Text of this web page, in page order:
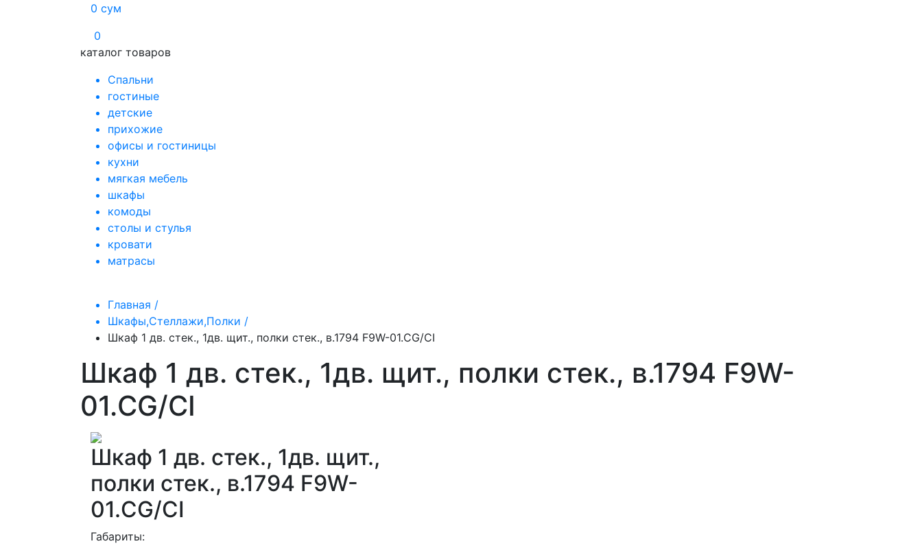
0 сум
0
каталог товаров
Спальни
гостиные
детские
прихожие
офисы и гостиницы
кухни
мягкая мебель
шкафы
комоды
столы и стулья
кровати
матрасы
Главная /
Шкафы,Стеллажи,Полки /
Шкаф 1 дв. стек., 1дв. щит., полки стек., в.1794 F9W-01.CG/CI
Шкаф 1 дв. стек., 1дв. щит., полки стек., в.1794 F9W-
01.CG/CI
Шкаф 1 дв. стек., 1дв. щит.,
полки стек., в.1794 F9W-
01.CG/CI
Габариты: